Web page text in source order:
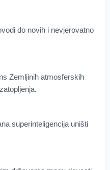
do novih i nevjerovatno
Zemljinih atmosferskih
superinteligencija uništi